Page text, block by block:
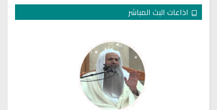
اذاعات البث المباشر